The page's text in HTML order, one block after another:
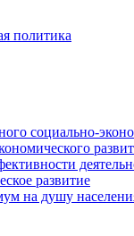
политика
социально-
развитие
на душу